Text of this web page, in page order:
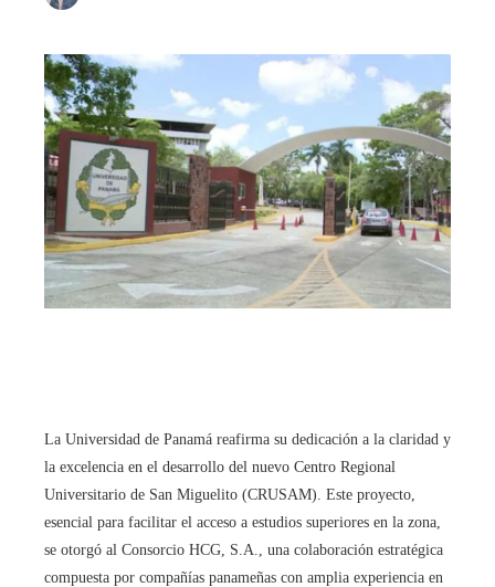
La Universidad de Panamá reafirma su dedicación a la claridad y
la excelencia en el desarrollo del nuevo Centro Regional
Universitario de San Miguelito (CRUSAM). Este proyecto,
esencial para facilitar el acceso a estudios superiores en la zona,
se otorgó al Consorcio HCG, S.A., una colaboración estratégica
compuesta por compañías panameñas con amplia experiencia en